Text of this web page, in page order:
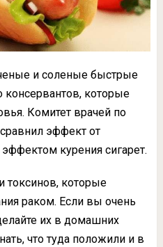
и соленые быстрые
которые
Комитет врачей по
эффект от
курения сигарет.
токсинов, которые
раком. Если вы очень
их в домашних
что туда положили и в